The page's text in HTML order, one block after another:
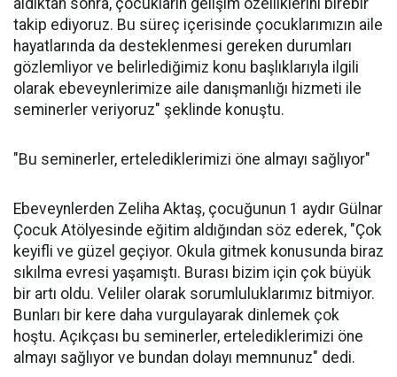
aldıktan sonra, çocukların gelişim özelliklerini birebir
takip ediyoruz. Bu süreç içerisinde çocuklarımızın aile
hayatlarında da desteklenmesi gereken durumları
gözlemliyor ve belirlediğimiz konu başlıklarıyla ilgili
olarak ebeveynlerimize aile danışmanlığı hizmeti ile
seminerler veriyoruz" şeklinde konuştu.
"Bu seminerler, ertelediklerimizi öne almayı sağlıyor"
Ebeveynlerden Zeliha Aktaş, çocuğunun 1 aydır Gülnar
Çocuk Atölyesinde eğitim aldığından söz ederek, "Çok
keyifli ve güzel geçiyor. Okula gitmek konusunda biraz
sıkılma evresi yaşamıştı. Burası bizim için çok büyük
bir artı oldu. Veliler olarak sorumluluklarımız bitmiyor.
Bunları bir kere daha vurgulayarak dinlemek çok
hoştu. Açıkçası bu seminerler, ertelediklerimizi öne
almayı sağlıyor ve bundan dolayı memnunuz" dedi.